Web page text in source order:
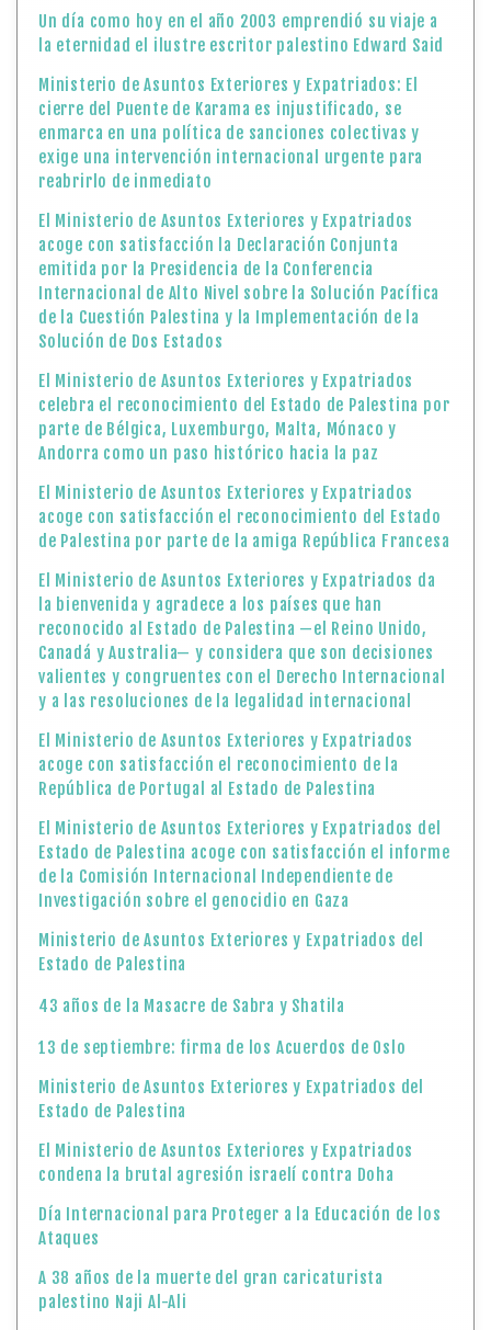
Un día como hoy en el año 2003 emprendió su viaje a
la eternidad el ilustre escritor palestino Edward Said
Ministerio de Asuntos Exteriores y Expatriados: El
cierre del Puente de Karama es injustificado, se
enmarca en una política de sanciones colectivas y
exige una intervención internacional urgente para
reabrirlo de inmediato
El Ministerio de Asuntos Exteriores y Expatriados
acoge con satisfacción la Declaración Conjunta
emitida por la Presidencia de la Conferencia
Internacional de Alto Nivel sobre la Solución Pacífica
de la Cuestión Palestina y la Implementación de la
Solución de Dos Estados
El Ministerio de Asuntos Exteriores y Expatriados
celebra el reconocimiento del Estado de Palestina por
parte de Bélgica, Luxemburgo, Malta, Mónaco y
Andorra como un paso histórico hacia la paz
El Ministerio de Asuntos Exteriores y Expatriados
acoge con satisfacción el reconocimiento del Estado
de Palestina por parte de la amiga República Francesa
El Ministerio de Asuntos Exteriores y Expatriados da
la bienvenida y agradece a los países que han
reconocido al Estado de Palestina —el Reino Unido,
Canadá y Australia— y considera que son decisiones
valientes y congruentes con el Derecho Internacional
y a las resoluciones de la legalidad internacional
El Ministerio de Asuntos Exteriores y Expatriados
acoge con satisfacción el reconocimiento de la
República de Portugal al Estado de Palestina
El Ministerio de Asuntos Exteriores y Expatriados del
Estado de Palestina acoge con satisfacción el informe
de la Comisión Internacional Independiente de
Investigación sobre el genocidio en Gaza
Ministerio de Asuntos Exteriores y Expatriados del
Estado de Palestina
43 años de la Masacre de Sabra y Shatila
13 de septiembre: firma de los Acuerdos de Oslo
Ministerio de Asuntos Exteriores y Expatriados del
Estado de Palestina
El Ministerio de Asuntos Exteriores y Expatriados
condena la brutal agresión israelí contra Doha
Día Internacional para Proteger a la Educación de los
Ataques
A 38 años de la muerte del gran caricaturista
palestino Naji Al-Ali